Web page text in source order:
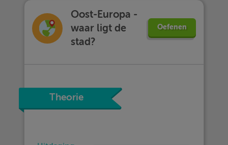
Oost-Europa -
waar ligt de
stad?
Oefenen
Theorie